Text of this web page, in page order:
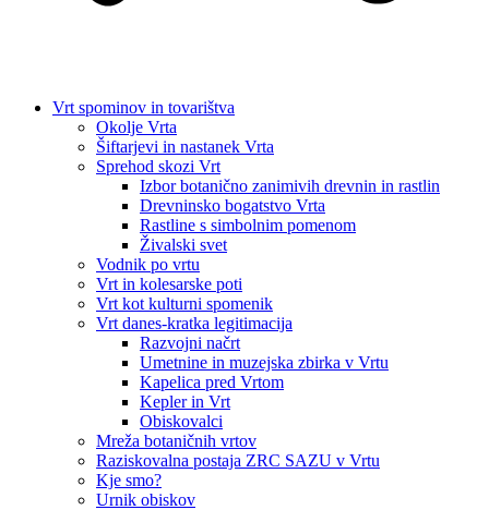
Vrt spominov in tovarištva
Okolje Vrta
Šiftarjevi in nastanek Vrta
Sprehod skozi Vrt
Izbor botanično zanimivih drevnin in rastlin
Drevninsko bogatstvo Vrta
Rastline s simbolnim pomenom
Živalski svet
Vodnik po vrtu
Vrt in kolesarske poti
Vrt kot kulturni spomenik
Vrt danes-kratka legitimacija
Razvojni načrt
Umetnine in muzejska zbirka v Vrtu
Kapelica pred Vrtom
Kepler in Vrt
Obiskovalci
Mreža botaničnih vrtov
Raziskovalna postaja ZRC SAZU v Vrtu
Kje smo?
Urnik obiskov